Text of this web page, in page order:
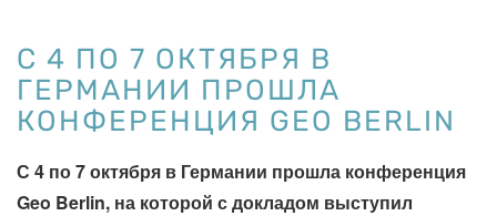
С 4 ПО 7 ОКТЯБРЯ В
ГЕРМАНИИ ПРОШЛА
КОНФЕРЕНЦИЯ GEO BERLIN
С 4 по 7 октября в Германии прошла конференция
Geo Berlin, на которой с докладом выступил